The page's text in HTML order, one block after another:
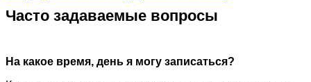
Часто задаваемые вопросы
На какое время, день я могу записаться?